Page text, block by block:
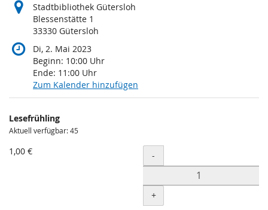
Stadtbibliothek Gütersloh
Blessenstätte 1
33330 Gütersloh
Di, 2. Mai 2023
Beginn: 10:00 Uhr
Ende: 11:00 Uhr
Zum Kalender hinzufügen
Produkte
Unkategorisierte
Produkte
Lesefrühling
Aktuell verfügbar: 45
1,00 € Menge
-
+